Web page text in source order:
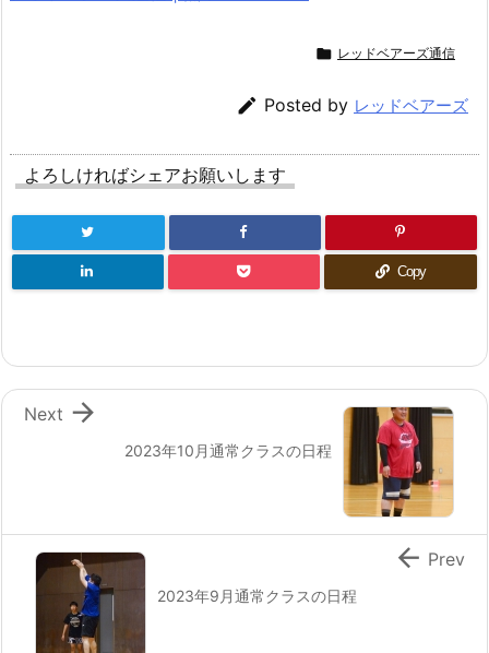
 レッドベアーズ通信
 Posted by レッドベアーズ
よろしければシェアお願いします
Copy
2023年10月通常クラスの日程

Next
2023年9月通常クラスの日程
 Prev